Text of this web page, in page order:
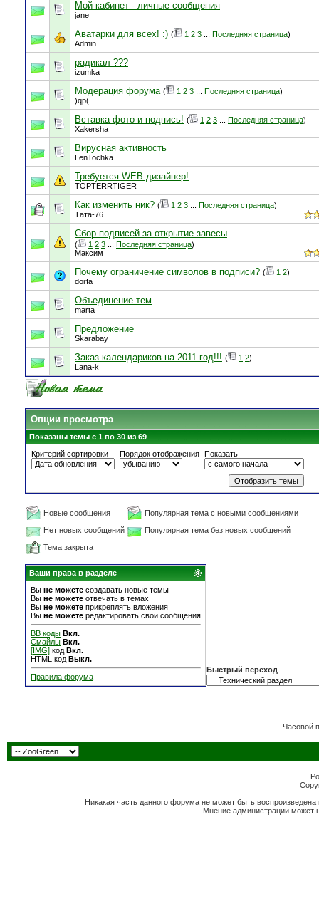
Мой кабинет - личные сообщения
jane
Аватарки для всех! :) ( 1 2 3 Последняя страница)
Admin
радикал ???
izumka
Модерация форума ( 1 2 3 Последняя страница)
)qp(
Вставка фото и подпись! ( 1 2 3 Последняя страница)
Xakersha
Вирусная активность
LenTochka
Требуется WEB дизайнер!
TOPTERRTIGER
Как изменить ник? ( 1 2 3 Последняя страница)
Тата-76
Сбор подписей за открытие завесы
( 1 2 3 Последняя страница)
Максим
Почему ограничение символов в подписи? ( 1 2)
dorfa
Объединение тем
marta
Предложение
Skarabay
Заказ календариков на 2011 год!!! ( 1 2)
Lana-k
Опции просмотра
Показаны темы с 1 по 30 из 69
Критерий сортировки
Порядок отображения Показать
Новые сообщения
Популярная тема с новыми сообщениями
Нет новых сообщений
Популярная тема без новых сообщений
Тема закрыта
Ваши права в разделе
Вы не можете создавать новые темы
Вы не можете отвечать в темах
Вы не можете прикреплять вложения
Вы не можете редактировать свои сообщения
BB коды Вкл.
Смайлы Вкл.
[IMG] код Вкл.
HTML код Выкл.
Правила форума
Быстрый переход
Часовой
Никакая часть данного форума не может быть
Мнение администрации может